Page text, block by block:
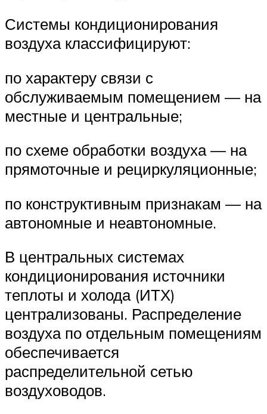
Системы кондиционирования
воздуха классифицируют:
по характеру связи с
обслуживаемым помещением — на
местные и центральные;
по схеме обработки воздуха — на
прямоточные и рециркуляционные;
по конструктивным признакам — на
автономные и неавтономные.
В центральных системах
кондиционирования источники
теплоты и холода (ИТХ)
централизованы. Распределение
воздуха по отдельным помещениям
обеспечивается
распределительной сетью
воздуховодов.